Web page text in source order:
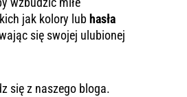
jak kolory lub hasła
się swojej ulubionej
się z naszego bloga.